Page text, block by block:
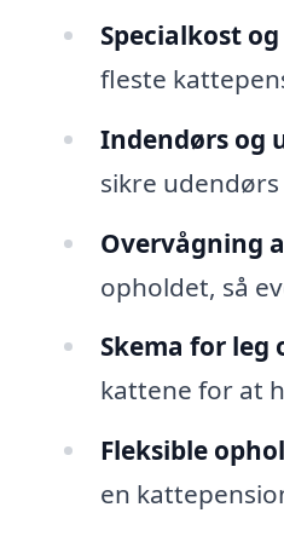
Specialkost
fleste
Indendørs og
sikre
Overvågning
opholdet, så
Skema for
kattene for at
Fleksible
en